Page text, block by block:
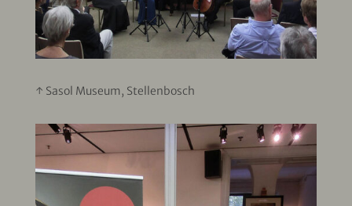
↑ Sasol Museum, Stellenbosch